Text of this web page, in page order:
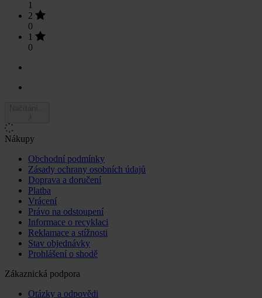
1
2
0
1
0
Nákupy
Obchodní podmínky
Zásady ochrany osobních údajů
Doprava a doručení
Platba
Vrácení
Právo na odstoupení
Informace o recyklaci
Reklamace a stížnosti
Stav objednávky
Prohlášení o shodě
Zákaznická podpora
Otázky a odpovědi